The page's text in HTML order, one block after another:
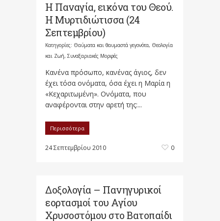
Η Παναγία, εικόνα του Θεού.
Η Μυρτιδιώτισσα (24
Σεπτεμβρίου)
Κατηγορίες: Θαύματα και θαυμαστά γεγονότα, Θεολογία
και Ζωή, Συναξαριακές Μορφές
Κανένα πρόσωπο, κανένας άγιος, δεν
έχει τόσα ονόματα, όσα έχει η Μαρία η
«Κεχαριτωμένη». Ονόματα, που
αναφέρονται στην αρετή της:...
Περισσότερα
24 Σεπτεμβρίου 2010 0
Δοξολογία – Πανηγυρικοί
εορτασμοί του Αγίου
Χρυσοστόμου στο Βατοπαίδι